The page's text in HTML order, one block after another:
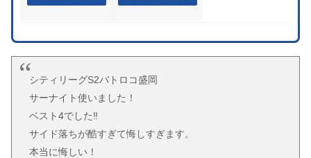
シティリーグS2バトロコ盛岡
サーナイト使いました！
ベスト4でした‼️
サイド落ちが酷すぎて悔しすぎます。
本当に悔しい！